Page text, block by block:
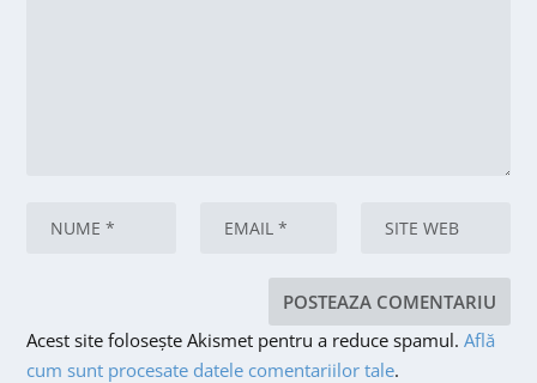
Acest site folosește Akismet pentru a reduce spamul.Află
cum sunt procesate datele comentariilor tale.